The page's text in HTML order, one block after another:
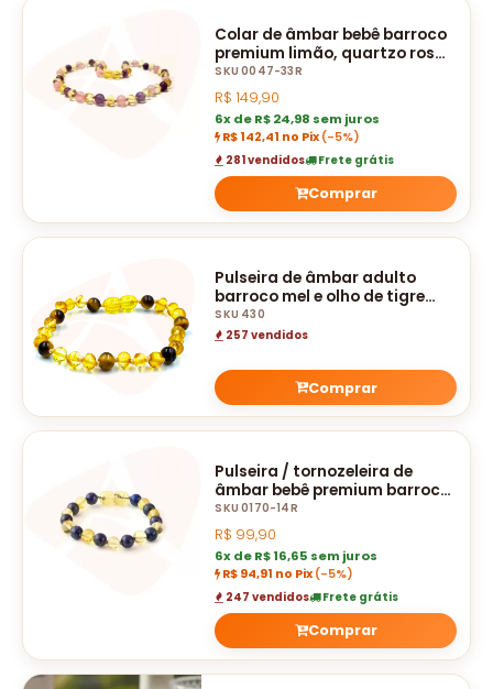
Colar de âmbar bebê barroco
premium limão, quartzo rosa
e ametista polido - 33 cm
SKU 0047-33R
R$ 149,90
6x de R$ 24,98 sem juros
R$ 142,41 no Pix (-5%)
281 vendidos
Frete grátis
Comprar
Pulseira de âmbar adulto
barroco mel e olho de tigre
polido
SKU 430
257 vendidos
Comprar
Pulseira / tornozeleira de
âmbar bebê premium barroco
limão e lápis lazúli polido - 14
cm
SKU 0170-14R
R$ 99,90
6x de R$ 16,65 sem juros
R$ 94,91 no Pix (-5%)
247 vendidos
Frete grátis
Comprar